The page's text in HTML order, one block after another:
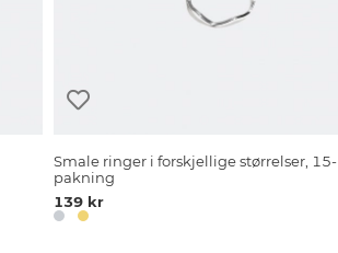
Smale ringer i forskjellige størrelser, 15-
pakning
139 kr